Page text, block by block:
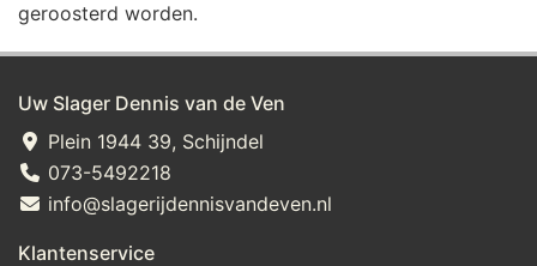
geroosterd worden.
Uw Slager Dennis van de Ven
Plein 1944 39, Schijndel
073-5492218
info@slagerijdennisvandeven.nl
Klantenservice